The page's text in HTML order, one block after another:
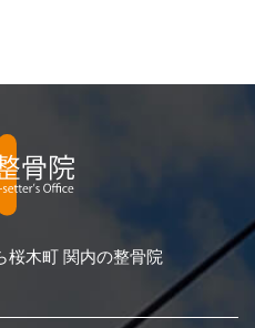
桜木町 関内の整骨院